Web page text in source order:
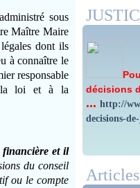
sous
Maître Maire
dont ils
à connaître le
responsable
la loi et à la
financière et il
du conseil
ou le compte
décisions
... http://
decisions-